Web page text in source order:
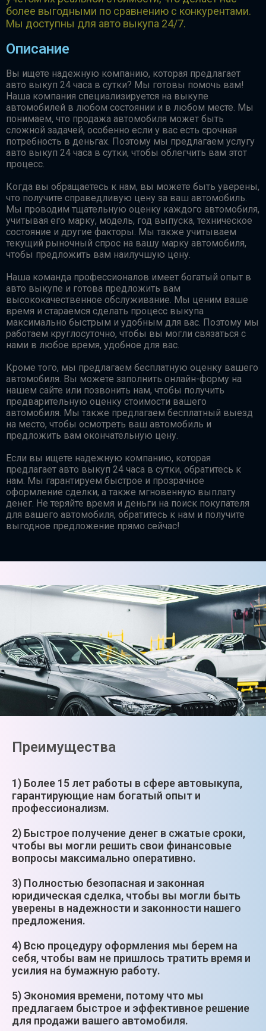
более выгодными по сравнению с конкурентами.
Мы доступны для авто выкупа 24/7.
Описание
Вы ищете надежную компанию, которая предлагает
авто выкуп 24 часа в сутки? Мы готовы помочь вам!
Наша компания специализируется на выкупе
автомобилей в любом состоянии и в любом месте. Мы
понимаем, что продажа автомобиля может быть
сложной задачей, особенно если у вас есть срочная
потребность в деньгах. Поэтому мы предлагаем услугу
авто выкуп 24 часа в сутки, чтобы облегчить вам этот
процесс.
Когда вы обращаетесь к нам, вы можете быть уверены,
что получите справедливую цену за ваш автомобиль.
Мы проводим тщательную оценку каждого автомобиля,
учитывая его марку, модель, год выпуска, техническое
состояние и другие факторы. Мы также учитываем
текущий рыночный спрос на вашу марку автомобиля,
чтобы предложить вам наилучшую цену.
Наша команда профессионалов имеет богатый опыт в
авто выкупе и готова предложить вам
высококачественное обслуживание. Мы ценим ваше
время и стараемся сделать процесс выкупа
максимально быстрым и удобным для вас. Поэтому мы
работаем круглосуточно, чтобы вы могли связаться с
нами в любое время, удобное для вас.
Кроме того, мы предлагаем бесплатную оценку вашего
автомобиля. Вы можете заполнить онлайн-форму на
нашем сайте или позвонить нам, чтобы получить
предварительную оценку стоимости вашего
автомобиля. Мы также предлагаем бесплатный выезд
на место, чтобы осмотреть ваш автомобиль и
предложить вам окончательную цену.
Если вы ищете надежную компанию, которая
предлагает авто выкуп 24 часа в сутки, обратитесь к
нам. Мы гарантируем быстрое и прозрачное
оформление сделки, а также мгновенную выплату
денег. Не теряйте время и деньги на поиск покупателя
для вашего автомобиля, обратитесь к нам и получите
выгодное предложение прямо сейчас!
Преимущества
1) Более 15 лет работы в сфере автовыкупа,
гарантирующие нам богатый опыт и
профессионализм.
2) Быстрое получение денег в сжатые сроки,
чтобы вы могли решить свои финансовые
вопросы максимально оперативно.
3) Полностью безопасная и законная
юридическая сделка, чтобы вы могли быть
уверены в надежности и законности нашего
предложения.
4) Всю процедуру оформления мы берем на
себя, чтобы вам не пришлось тратить время и
усилия на бумажную работу.
5) Экономия времени, потому что мы
предлагаем быстрое и эффективное решение
для продажи вашего автомобиля.